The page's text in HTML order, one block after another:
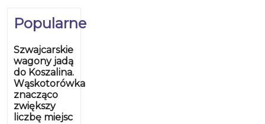
Popularne
Szwajcarskie
wagony jadą
do Koszalina.
Wąskotorówka
znacząco
zwiększy
liczbę miejsc